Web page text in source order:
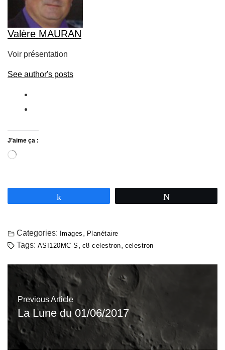
Valère MAURAN
Voir présentation
See author's posts
J’aime ça :
Categories: Images , Planétaire
Tags: ASI120MC-S , c8 celestron, celestron
Previous Article
La Lune du 01/06/2017